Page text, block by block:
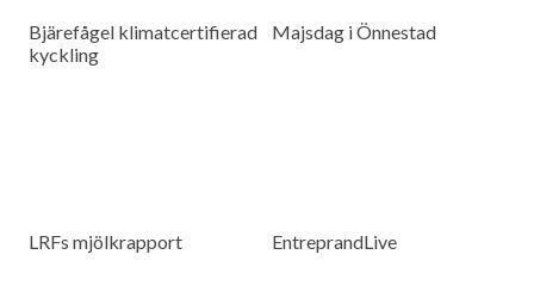
Bjärefågel klimatcertifierad
kyckling
Majsdag i Önnestad
LRFs mjölkrapport EntreprandLive